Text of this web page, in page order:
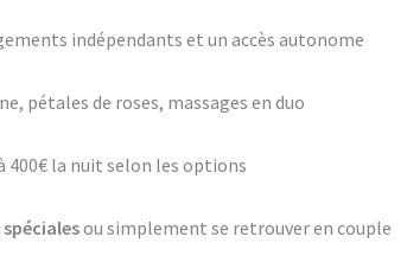
indépendants et un accès autonome
pétales de roses, massages en duo
la nuit selon les options
ou simplement se retrouver en couple